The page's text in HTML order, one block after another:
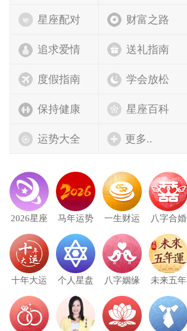
星座配对 财富之路
追求爱情 送礼指南
度假指南 学会放松
保持健康 星座百科
运势大全 更多..
2026星座 马年运势 一生财运 八字合婚
十年大运 个人星盘 八字姻缘 未来五年